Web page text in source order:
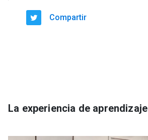
Compartir
La experiencia de aprendizaje